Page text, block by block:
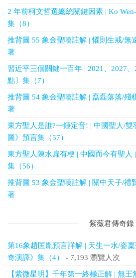
2 年前柯文哲選總統關鍵因素 | Ko
集（8）
推背圖 55 象金聖嘆註解 | 懼則生戒/無
著
習近平三個關鍵一百年 | 2021、2027
點〕集（7）
推背圖 54 象金聖嘆註解 | 磊磊落落/殘
著
東方聖人是誰?一錘定音! | 中國聖人/雙
圖》預言集（57）
東方聖人陳水扁有梗 | 中國而今有聖人
集（56）
推背圖 53 象金聖嘆註解 | 關中天子/禮
著
紫薇君傳奇錄
第16象趙匡胤預言詳解 | 天生一水/姿
奇演譯》集（4）
- 7,193 瀏覽人次
【紫微星明】千年第一終極正解 | 無